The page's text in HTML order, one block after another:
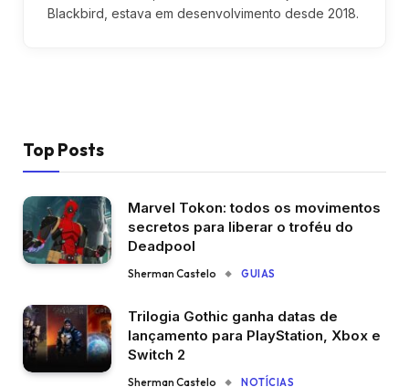
Blackbird, estava em desenvolvimento desde 2018.
Top Posts
Marvel Tokon: todos os movimentos
secretos para liberar o troféu do
Deadpool
Sherman Castelo GUIAS
Trilogia Gothic ganha datas de
lançamento para PlayStation, Xbox e
Switch 2
Sherman Castelo NOTÍCIAS